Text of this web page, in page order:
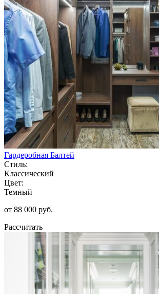
Гардеробная Балтей
Стиль:
Классический
Цвет:
Темный
от 88 000 руб.
Рассчитать